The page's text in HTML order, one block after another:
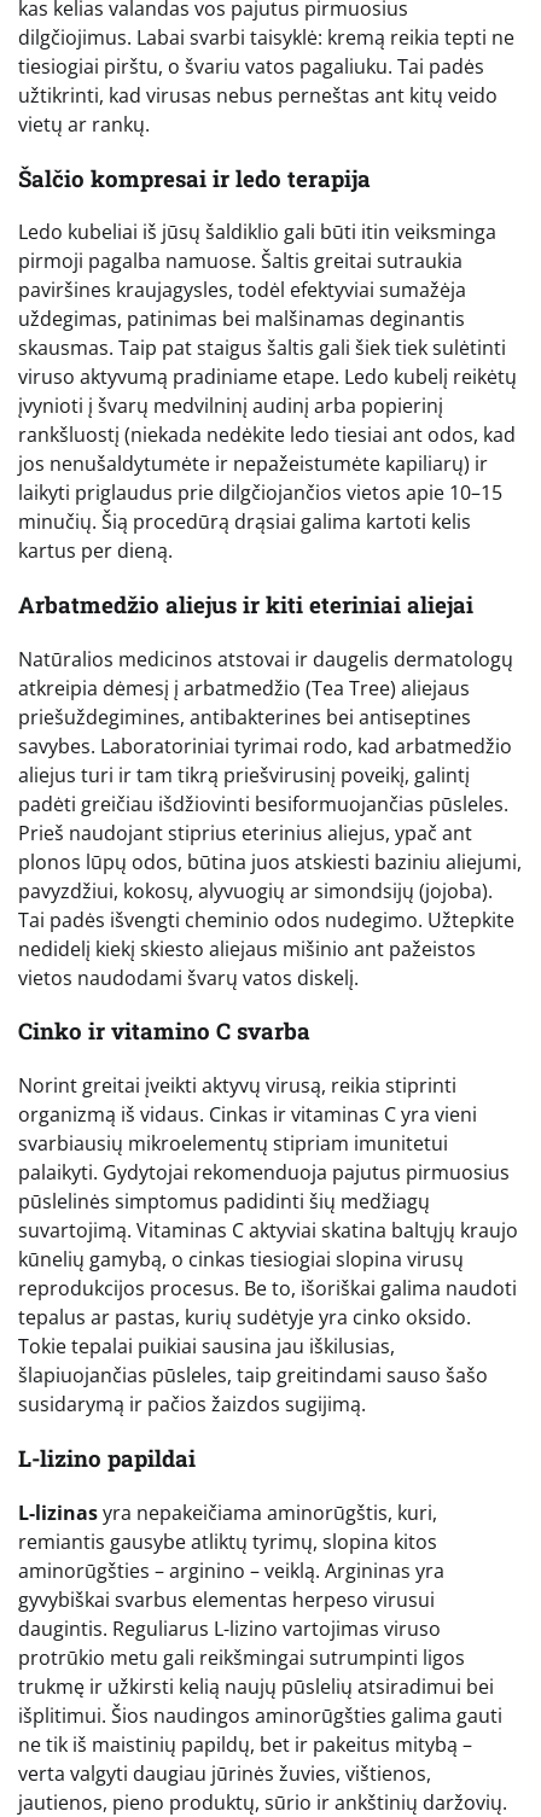
kas kelias valandas vos pajutus pirmuosius
dilgčiojimus. Labai svarbi taisyklė: kremą reikia tepti ne
tiesiogiai pirštu, o švariu vatos pagaliuku. Tai padės
užtikrinti, kad virusas nebus perneštas ant kitų veido
vietų ar rankų.
Šalčio kompresai ir ledo terapija
Ledo kubeliai iš jūsų šaldiklio gali būti itin veiksminga
pirmoji pagalba namuose. Šaltis greitai sutraukia
paviršines kraujagysles, todėl efektyviai sumažėja
uždegimas, patinimas bei malšinamas deginantis
skausmas. Taip pat staigus šaltis gali šiek tiek sulėtinti
viruso aktyvumą pradiniame etape. Ledo kubelį reikėtų
įvynioti į švarų medvilninį audinį arba popierinį
rankšluostį (niekada nedėkite ledo tiesiai ant odos, kad
jos nenušaldytumėte ir nepažeistumėte kapiliarų) ir
laikyti priglaudus prie dilgčiojančios vietos apie 10–15
minučių. Šią procedūrą drąsiai galima kartoti kelis
kartus per dieną.
Arbatmedžio aliejus ir kiti eteriniai aliejai
Natūralios medicinos atstovai ir daugelis dermatologų
atkreipia dėmesį į arbatmedžio (Tea Tree) aliejaus
priešuždegimines, antibakterines bei antiseptines
savybes. Laboratoriniai tyrimai rodo, kad arbatmedžio
aliejus turi ir tam tikrą priešvirusinį poveikį, galintį
padėti greičiau išdžiovinti besiformuojančias pūsleles.
Prieš naudojant stiprius eterinius aliejus, ypač ant
plonos lūpų odos, būtina juos atskiesti baziniu aliejumi,
pavyzdžiui, kokosų, alyvuogių ar simondsijų (jojoba).
Tai padės išvengti cheminio odos nudegimo. Užtepkite
nedidelį kiekį skiesto aliejaus mišinio ant pažeistos
vietos naudodami švarų vatos diskelį.
Cinko ir vitamino C svarba
Norint greitai įveikti aktyvų virusą, reikia stiprinti
organizmą iš vidaus. Cinkas ir vitaminas C yra vieni
svarbiausių mikroelementų stipriam imunitetui
palaikyti. Gydytojai rekomenduoja pajutus pirmuosius
pūslelinės simptomus padidinti šių medžiagų
suvartojimą. Vitaminas C aktyviai skatina baltųjų kraujo
kūnelių gamybą, o cinkas tiesiogiai slopina virusų
reprodukcijos procesus. Be to, išoriškai galima naudoti
tepalus ar pastas, kurių sudėtyje yra cinko oksido.
Tokie tepalai puikiai sausina jau iškilusias,
šlapiuojančias pūsleles, taip greitindami sauso šašo
susidarymą ir pačios žaizdos sugijimą.
L-lizino papildai
L-lizinasyra nepakeičiama aminorūgštis, kuri,
remiantis gausybe atliktų tyrimų, slopina kitos
aminorūgšties – arginino – veiklą. Argininas yra
gyvybiškai svarbus elementas herpeso virusui
daugintis. Reguliarus L-lizino vartojimas viruso
protrūkio metu gali reikšmingai sutrumpinti ligos
trukmę ir užkirsti kelią naujų pūslelių atsiradimui bei
išplitimui. Šios naudingos aminorūgšties galima gauti
ne tik iš maistinių papildų, bet ir pakeitus mitybą –
verta valgyti daugiau jūrinės žuvies, vištienos,
jautienos, pieno produktų, sūrio ir ankštinių daržovių.